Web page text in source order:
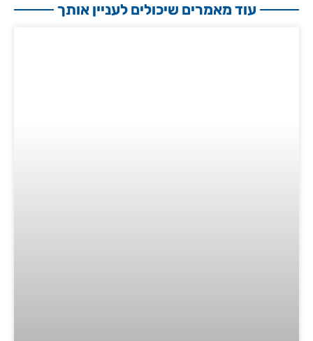
עוד מאמרים שיכולים לעניין אותך